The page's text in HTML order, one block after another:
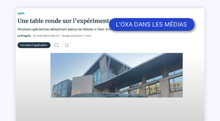
L'OXA DANS LES MÉDIAS